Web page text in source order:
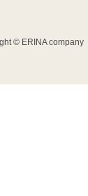
© ERINA company